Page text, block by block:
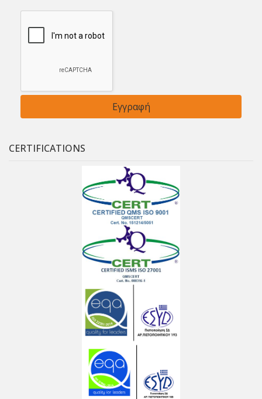
CERTIFICATIONS